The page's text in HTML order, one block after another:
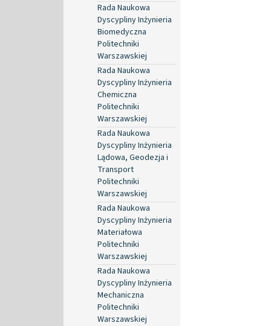
Rada Naukowa
Dyscypliny Inżynieria
Biomedyczna
Politechniki
Warszawskiej
Rada Naukowa
Dyscypliny Inżynieria
Chemiczna
Politechniki
Warszawskiej
Rada Naukowa
Dyscypliny Inżynieria
Lądowa, Geodezja i
Transport
Politechniki
Warszawskiej
Rada Naukowa
Dyscypliny Inżynieria
Materiałowa
Politechniki
Warszawskiej
Rada Naukowa
Dyscypliny Inżynieria
Mechaniczna
Politechniki
Warszawskiej